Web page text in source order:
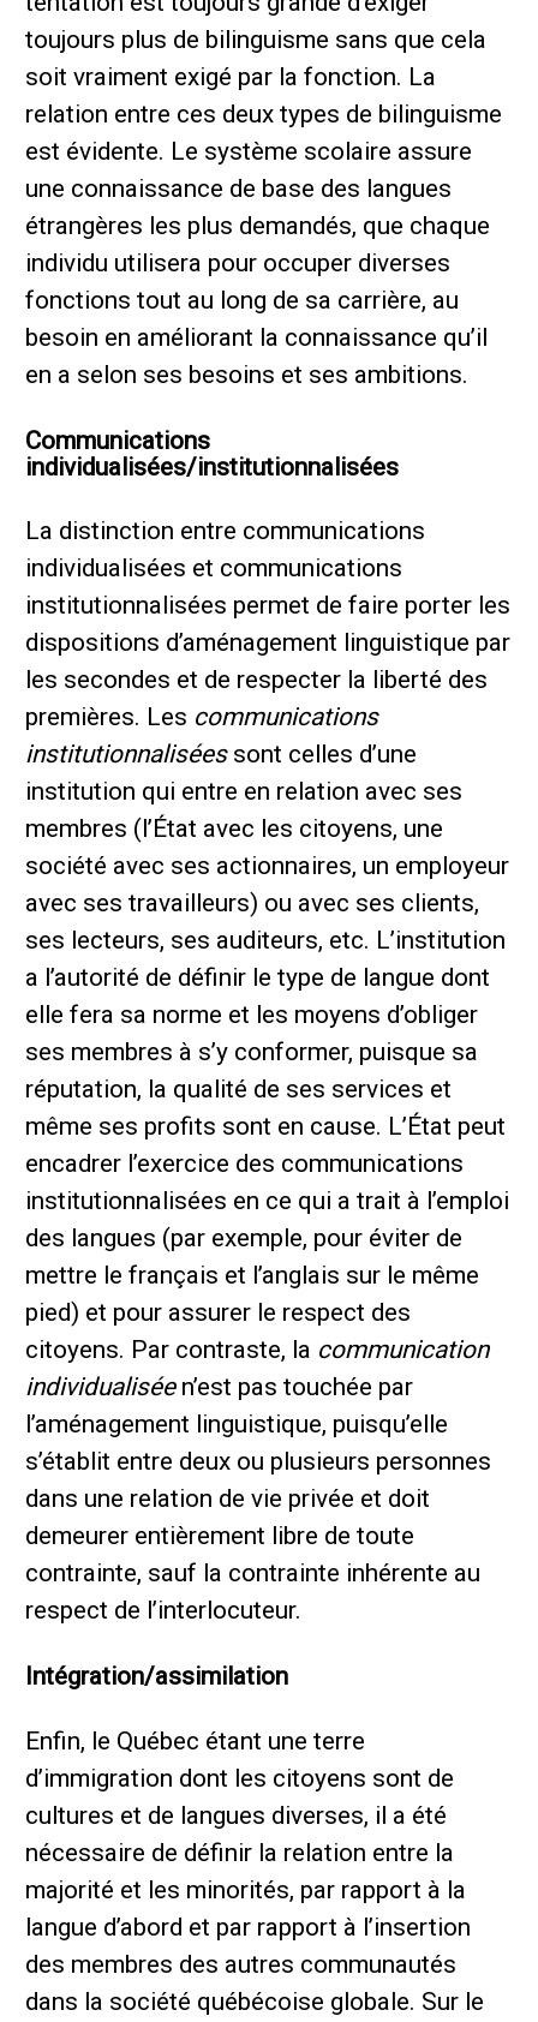
toujours plus de bilinguisme sans que cela
soit vraiment exigé par la fonction. La
relation entre ces deux types de bilinguisme
est évidente. Le système scolaire assure
une connaissance de base des langues
étrangères les plus demandés, que chaque
individu utilisera pour occuper diverses
fonctions tout au long de sa carrière, au
besoin en améliorant la connaissance qu’il
en a selon ses besoins et ses ambitions.
Communications
individualisées/institutionnalisées
La distinction entre communications
individualisées et communications
institutionnalisées permet de faire porter les
dispositions d’aménagement linguistique par
les secondes et de respecter la liberté des
premières. Les communications
institutionnaliséessont celles d’une
institution qui entre en relation avec ses
membres (l’État avec les citoyens, une
société avec ses actionnaires, un employeur
avec ses travailleurs) ou avec ses clients,
ses lecteurs, ses auditeurs, etc. L’institution
a l’autorité de définir le type de langue dont
elle fera sa norme et les moyens d’obliger
ses membres à s’y conformer, puisque sa
réputation, la qualité de ses services et
même ses profits sont en cause. L’État peut
encadrer l’exercice des communications
institutionnalisées en ce qui a trait à l’emploi
des langues (par exemple, pour éviter de
mettre le français et l’anglais sur le même
pied) et pour assurer le respect des
citoyens. Par contraste, la communication
individualiséen’est pas touchée par
l’aménagement linguistique, puisqu’elle
s’établit entre deux ou plusieurs personnes
dans une relation de vie privée et doit
demeurer entièrement libre de toute
contrainte, sauf la contrainte inhérente au
respect de l’interlocuteur.
Intégration/assimilation
Enfin, le Québec étant une terre
d’immigration dont les citoyens sont de
cultures et de langues diverses, il a été
nécessaire de définir la relation entre la
majorité et les minorités, par rapport à la
langue d’abord et par rapport à l’insertion
des membres des autres communautés
dans la société québécoise globale. Sur le